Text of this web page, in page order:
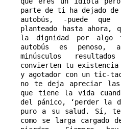
parte de ti ha dejado
autobús, -puede
planteado hasta ahora,
la dignidad por algo
autobús es penoso,
minúsculos
convierten tu
y agotador con un tic-
no te deja apreciar las
que tiene la vida
del pánico, ‘perder la
puro a su salud. Sí, te
como se larga cargado